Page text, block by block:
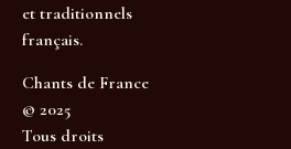
et traditionnels
français.
Chants de France
© 2025
Tous droits